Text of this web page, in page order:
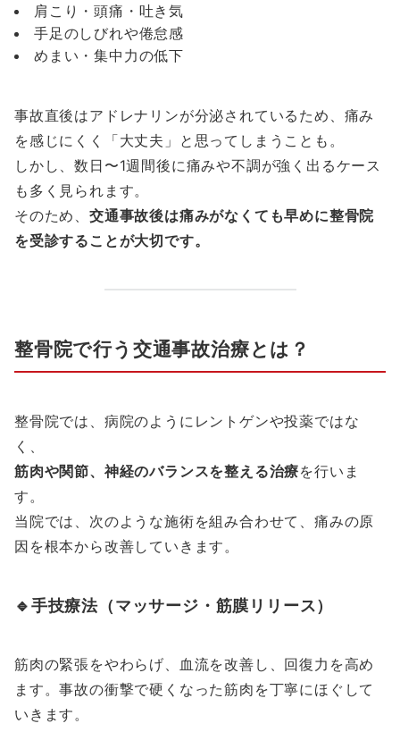
肩こり・頭痛・吐き気
手足のしびれや倦怠感
めまい・集中力の低下
事故直後はアドレナリンが分泌されているため、痛み
を感じにくく「大丈夫」と思ってしまうことも。
しかし、数日〜1週間後に痛みや不調が強く出るケース
も多く見られます。
そのため、 交通事故後は痛みがなくても早めに整骨院
を受診することが大切です。
整骨院で行う交通事故治療とは？
整骨院では、病院のようにレントゲンや投薬ではな
く、
筋肉や関節、神経のバランスを整える治療を行いま
す。
当院では、次のような施術を組み合わせて、痛みの原
因を根本から改善していきます。
🔹手技療法（マッサージ・筋膜リリース）
筋肉の緊張をやわらげ、血流を改善し、回復力を高め
ます。事故の衝撃で硬くなった筋肉を丁寧にほぐして
いきます。